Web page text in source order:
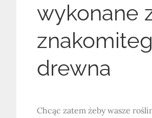
wykonane
drewna
Chcąc zatem żeby wasze